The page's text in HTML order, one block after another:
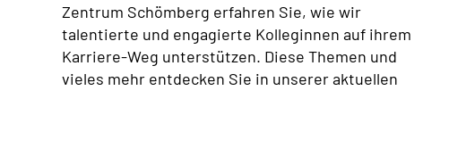
Zentrum Schömberg erfahren Sie, wie wir
talentierte und engagierte Kolleginnen auf ihrem
Karriere-Weg unterstützen. Diese Themen und
vieles mehr entdecken Sie in unserer aktuellen